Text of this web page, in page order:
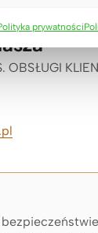
prywatności
OBSŁUGI